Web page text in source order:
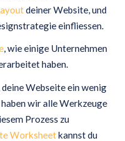
deiner Website, und
einfliessen.
, wie einige Unternehmen
haben.
Webseite ein wenig
wir alle Werkzeuge
Prozess zu
Worksheetkannst du